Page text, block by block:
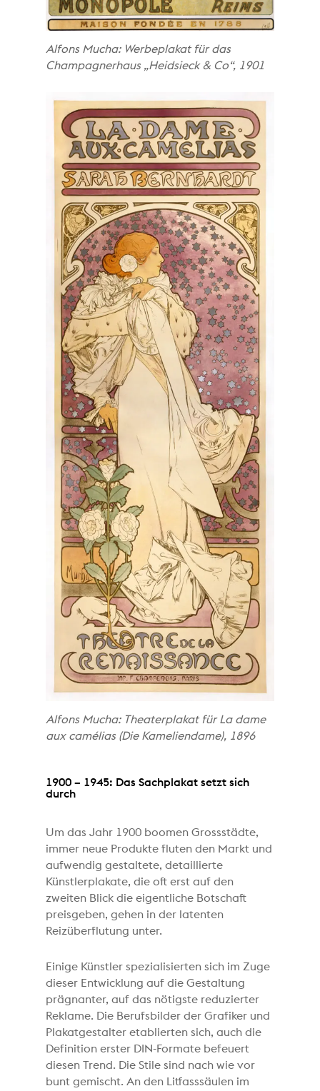
Alfons Mucha: Werbeplakat für das
Champagnerhaus „Heidsieck & Co“, 1901
Alfons Mucha: Theaterplakat für La dame
aux camélias (Die Kameliendame), 1896
1900 – 1945: Das Sachplakat setzt sich
durch
Um das Jahr 1900 boomen Grossstädte,
immer neue Produkte fluten den Markt und
aufwendig gestaltete, detaillierte
Künstlerplakate, die oft erst auf den
zweiten Blick die eigentliche Botschaft
preisgeben, gehen in der latenten
Reizüberflutung unter.
Einige Künstler spezialisierten sich im Zuge
dieser Entwicklung auf die Gestaltung
prägnanter, auf das nötigste reduzierter
Reklame. Die Berufsbilder der Grafiker und
Plakatgestalter etablierten sich, auch die
Definition erster DIN-Formate befeuert
diesen Trend. Die Stile sind nach wie vor
bunt gemischt. An den Litfasssäulen im